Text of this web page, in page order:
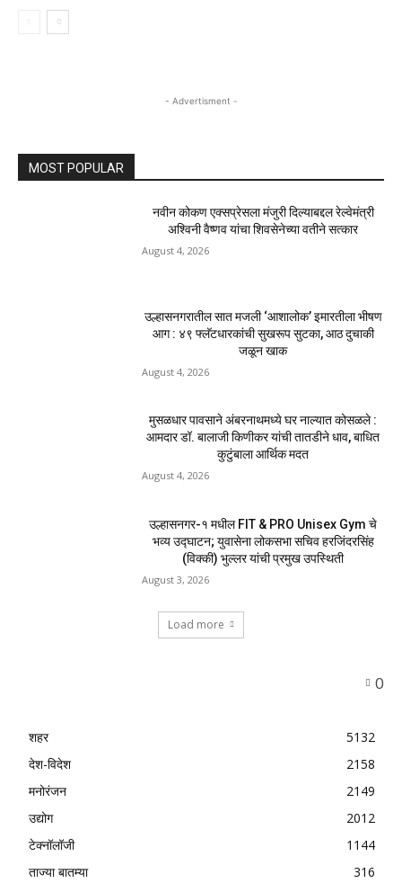
- Advertisment -
MOST POPULAR
नवीन कोकण एक्सप्रेसला मंजुरी दिल्याबद्दल रेल्वेमंत्री
अश्विनी वैष्णव यांचा शिवसेनेच्या वतीने सत्कार
August 4, 2026
उल्हासनगरातील सात मजली ‘आशालोक’ इमारतीला भीषण
आग : ४९ फ्लॅटधारकांची सुखरूप सुटका, आठ दुचाकी
जळून खाक
August 4, 2026
मुसळधार पावसाने अंबरनाथमध्ये घर नाल्यात कोसळले :
आमदार डॉ. बालाजी किणीकर यांची तातडीने धाव, बाधित
कुटुंबाला आर्थिक मदत
August 4, 2026
उल्हासनगर-१ मधील FIT & PRO Unisex Gym चे
भव्य उद्घाटन; युवासेना लोकसभा सचिव हरजिंदरसिंह
(विक्की) भुल्लर यांची प्रमुख उपस्थिती
August 3, 2026
Load more
0
शहर
5132
देश-विदेश
2158
मनोरंजन
2149
उद्योग
2012
टेक्नॉलॉजी
1144
ताज्या बातम्या
316